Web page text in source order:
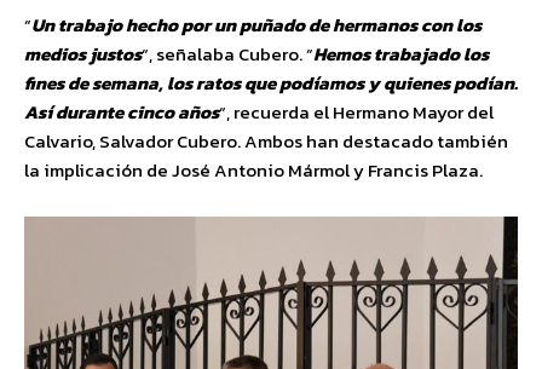
“Un trabajo hecho por un puñado de hermanos con los
medios justos“, señalaba Cubero. “Hemos trabajado los
fines de semana, los ratos que podíamos y quienes podían.
Así durante cinco años“, recuerda el Hermano Mayor del
Calvario, Salvador Cubero. Ambos han destacado también
la implicación de José Antonio Mármol y Francis Plaza.